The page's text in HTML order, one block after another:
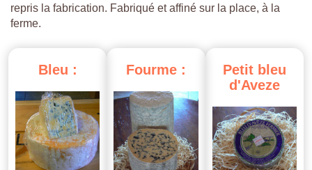
repris la fabrication. Fabriqué et affiné sur la place, à la
ferme.
Bleu : Fourme : Petit bleu
d'Aveze